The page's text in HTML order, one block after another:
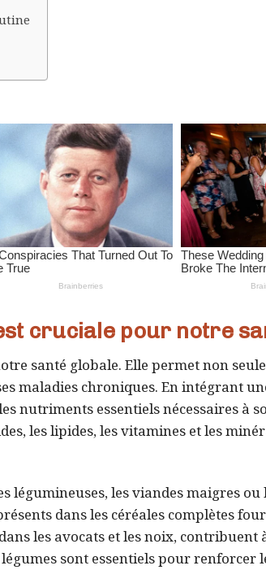
cruciale pour notre
santé globale. Elle permet non
maladies chroniques. En intégrant
nutriments essentiels nécessaires à
les lipides, les vitamines et les
légumineuses, les viandes maigres ou
dans les céréales complètes
les avocats et les noix, contribuent
sont essentiels pour renforcer